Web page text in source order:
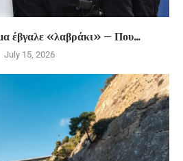
έβγαλε «λαβράκι» – Που...
July 15, 2026